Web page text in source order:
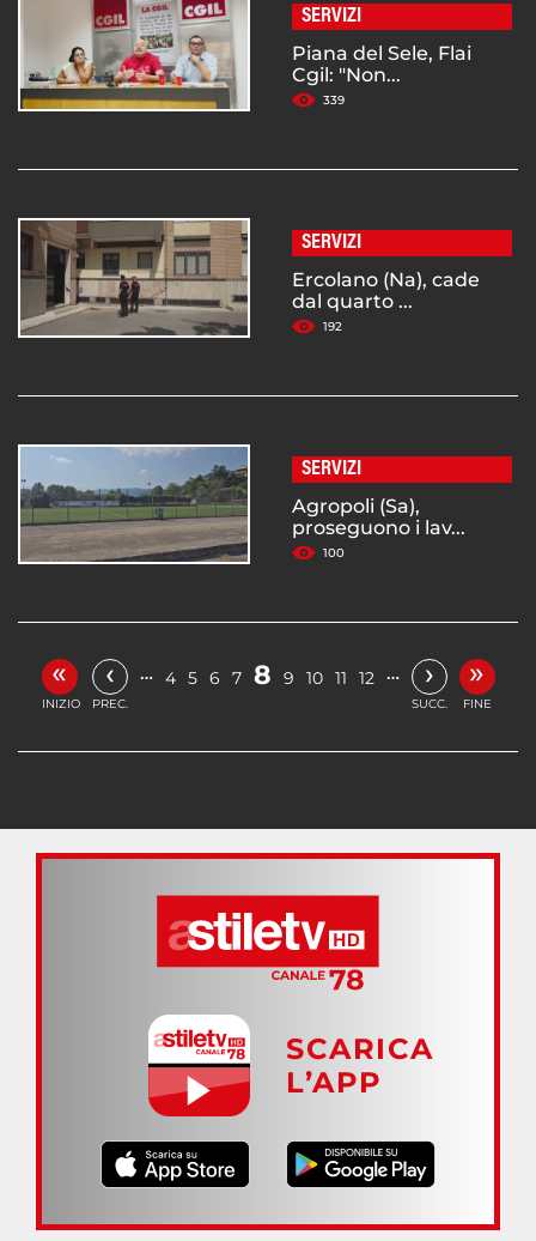
SERVIZI
Piana del Sele, Flai
Cgil: "Non...
339
SERVIZI
Ercolano (Na), cade
dal quarto ...
192
SERVIZI
Agropoli (Sa),
proseguono i lav...
100
«
INIZIO
‹
PREC.
… 4 5 6 7 8 9 10 11 12 … ›
SUCC.
»
FINE
SCARICA
L’APP